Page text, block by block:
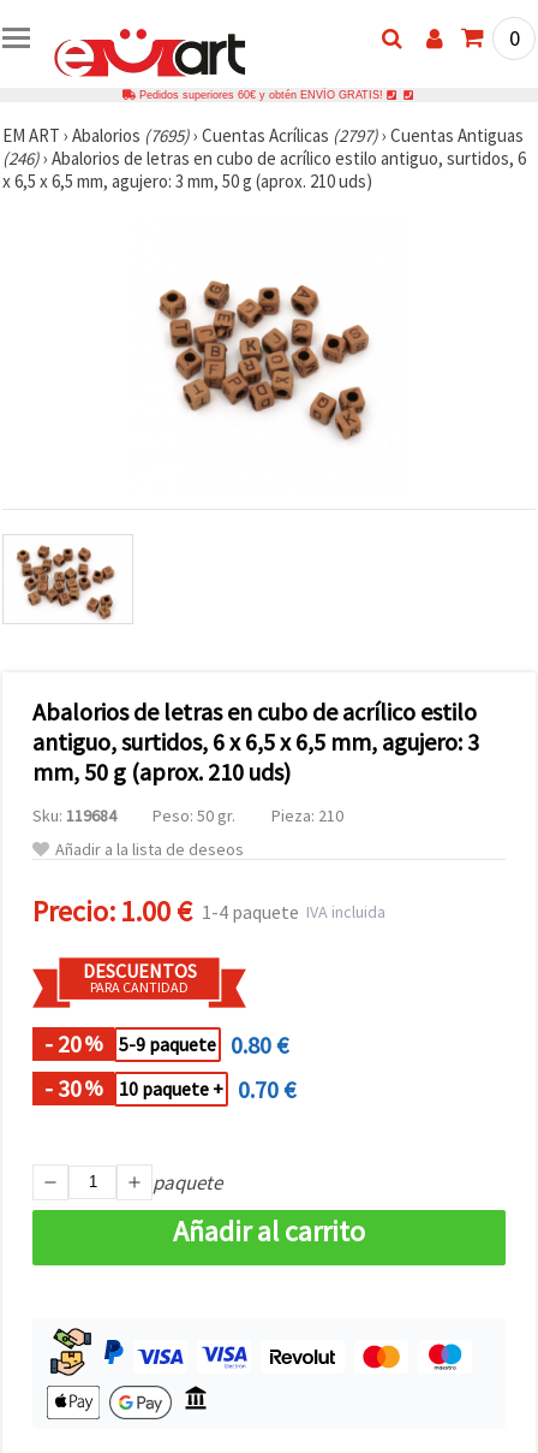
0
Pedidos superiores 60€ y obtén ENVÍO GRATIS!
EM ART › Abalorios (7695)› Cuentas Acrílicas (2797)› Cuentas Antiguas
(246)› Abalorios de letras en cubo de acrílico estilo antiguo, surtidos, 6
x 6,5 x 6,5 mm, agujero: 3 mm, 50 g (aprox. 210 uds)
Abalorios de letras en cubo de acrílico estilo
antiguo, surtidos, 6 x 6,5 x 6,5 mm, agujero: 3
mm, 50 g (aprox. 210 uds)
Sku: 119684 Peso: 50 gr.
Pieza: 210
Añadir a la lista de deseos
Precio:1.00 € 1-4 paquete IVA incluida
DESCUENTOS
PARA CANTIDAD
- 20% 5-9 paquete
0.80 €
- 30% 10 paquete + 0.70 €
paquete
Añadir al carrito